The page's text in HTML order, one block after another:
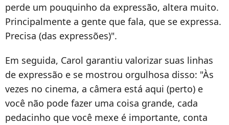
perde um pouquinho da expressão, altera muito.
Principalmente a gente que fala, que se expressa.
Precisa (das expressões)".
Em seguida, Carol garantiu valorizar suas linhas
de expressão e se mostrou orgulhosa disso: "Às
vezes no cinema, a câmera está aqui (perto) e
você não pode fazer uma coisa grande, cada
pedacinho que você mexe é importante, conta